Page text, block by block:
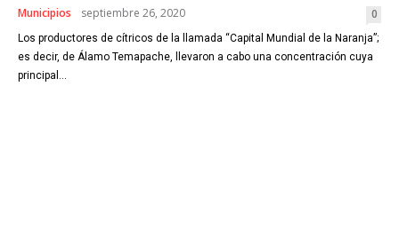
Municipios septiembre 26, 2020 0
Los productores de cítricos de la llamada “Capital Mundial de la Naranja”;
es decir, de Álamo Temapache, llevaron a cabo una concentración cuya
principal...